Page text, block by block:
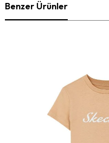
Benzer Ürünler